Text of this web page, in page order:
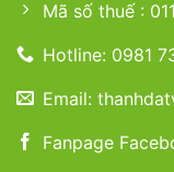
Mã số thuế :
Hotline: 0981
Email:
Fanpage